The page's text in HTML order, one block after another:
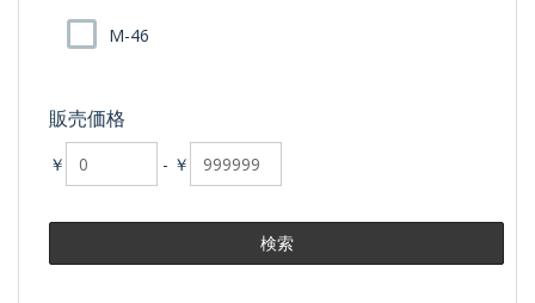
M-46
販売価格
￥ - ￥